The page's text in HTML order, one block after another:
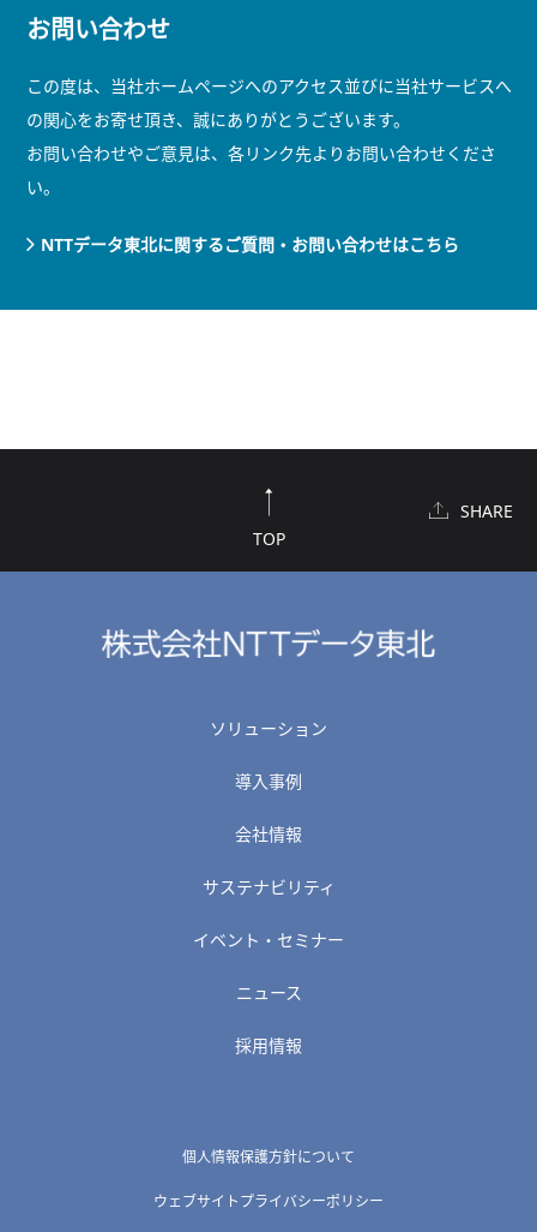
お問い合わせ
この度は、当社ホームページへのアクセス並びに当社サービスへ
の関心をお寄せ頂き、誠にありがとうございます。
お問い合わせやご意見は、各リンク先よりお問い合わせくださ
い。
NTTデータ東北に関するご質問・お問い合わせはこちら
TOP
SHARE
ソリューション
導入事例
会社情報
サステナビリティ
イベント・セミナー
ニュース
採用情報
個人情報保護方針について
ウェブサイトプライバシーポリシー